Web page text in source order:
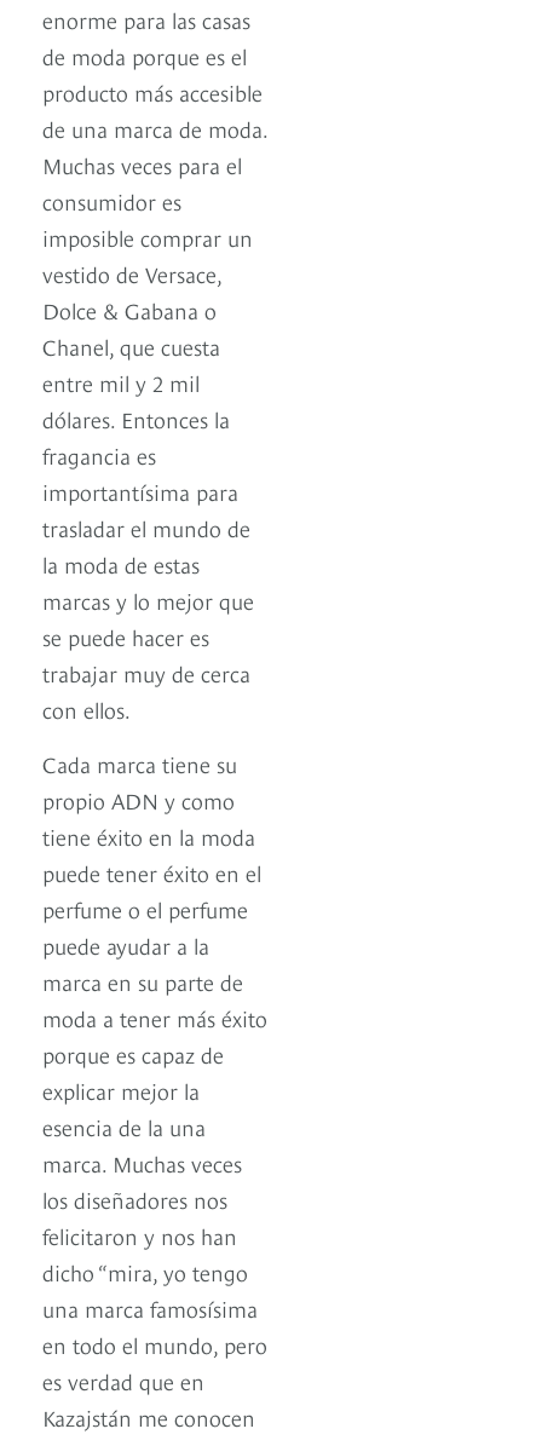
enorme para las casas
de moda porque es el
producto más accesible
de una marca de moda.
Muchas veces para el
consumidor es
imposible comprar un
vestido de Versace,
Dolce & Gabana o
Chanel, que cuesta
entre mil y 2 mil
dólares. Entonces la
fragancia es
importantísima para
trasladar el mundo de
la moda de estas
marcas y lo mejor que
se puede hacer es
trabajar muy de cerca
con ellos.
Cada marca tiene su
propio ADN y como
tiene éxito en la moda
puede tener éxito en el
perfume o el perfume
puede ayudar a la
marca en su parte de
moda a tener más éxito
porque es capaz de
explicar mejor la
esencia de la una
marca. Muchas veces
los diseñadores nos
felicitaron y nos han
dicho “mira, yo tengo
una marca famosísima
en todo el mundo, pero
es verdad que en
Kazajstán me conocen